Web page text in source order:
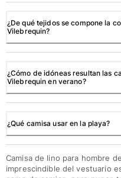
¿De qué tejidos se compone la
Vilebrequin?
¿Cómo de idóneas resultan las
Vilebrequin en verano?
¿Qué camisa usar en la playa?
Camisa de lino para hombre
imprescindible del vestuario